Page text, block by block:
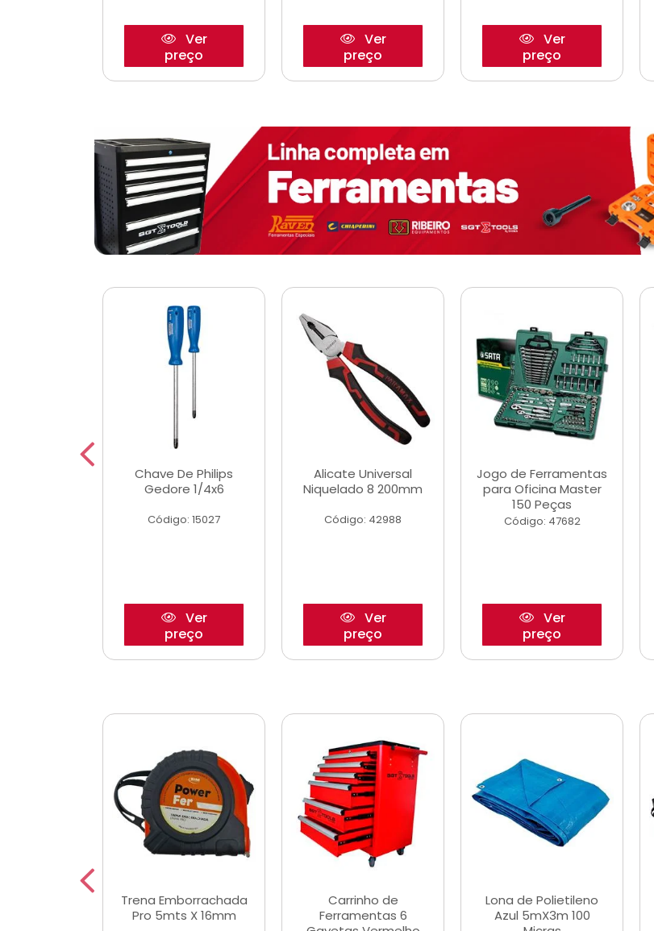
Ver
preço
Ver
preço
Ver
preço
Chave De Philips
Gedore 1/4x6
Código: 15027
Ver
preço
Alicate Universal
Niquelado 8 200mm
Código: 42988
Ver
preço
Jogo de Ferramentas
para Oficina Master
150 Peças
Código: 47682
Ver
preço
Trena Emborrachada
Pro 5mts X 16mm
Carrinho de
Ferramentas 6
Lona de Polietileno
Azul 5mX3m 100